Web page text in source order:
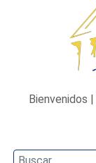
Bienvenidos |